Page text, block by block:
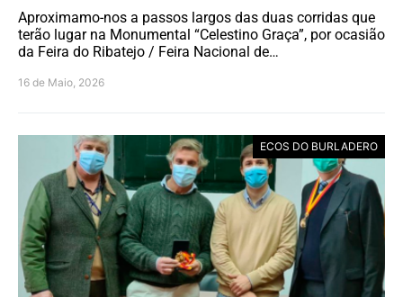
Aproximamo-nos a passos largos das duas corridas que
terão lugar na Monumental “Celestino Graça”, por ocasião
da Feira do Ribatejo / Feira Nacional de…
16 de Maio, 2026
ECOS DO BURLADERO